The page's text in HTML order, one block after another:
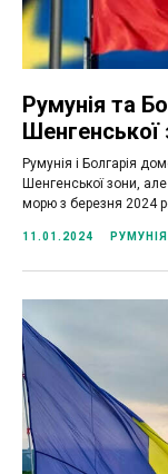
Румунія та
Шенгенської
Румунія і Болгарія
Шенгенської зони,
морю з березня 2024
11.01.2024 РУМУНІЯ